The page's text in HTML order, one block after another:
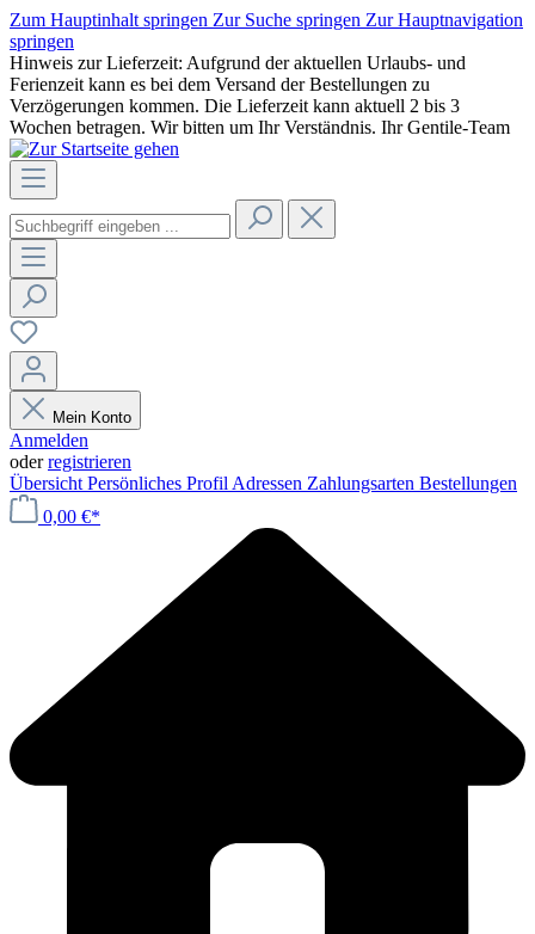
Zum Hauptinhalt springen Zur Suche springen Zur Hauptnavigation
springen
Hinweis zur Lieferzeit: Aufgrund der aktuellen Urlaubs- und
Ferienzeit kann es bei dem Versand der Bestellungen zu
Verzögerungen kommen. Die Lieferzeit kann aktuell 2 bis 3
Wochen betragen. Wir bitten um Ihr Verständnis. Ihr Gentile-Team
Mein Konto
Anmelden
oderregistrieren
Übersicht Persönliches Profil Adressen Zahlungsarten Bestellungen
0,00 €*